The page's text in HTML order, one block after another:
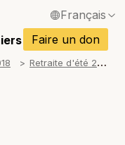
Français
/ Anglais
/ Espagnol
Faire un don
R
etraite d'été 2018